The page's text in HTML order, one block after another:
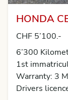
HONDA
CHF 5’100.-
6’300
1st
Warranty: 3
Drivers